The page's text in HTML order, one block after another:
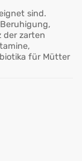
sind.
der zarten
für Mütter